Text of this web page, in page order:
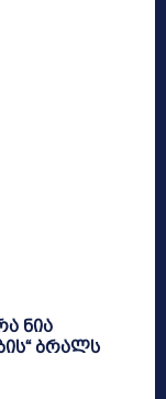
ნია
ბრალს